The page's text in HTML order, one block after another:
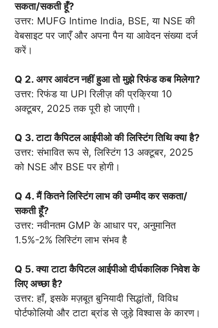
सकता/सकती हूँ?
उत्तर: MUFG Intime India, BSE, या NSE की
वेबसाइट पर जाएँ और अपना पैन या आवेदन संख्या दर्ज
करें।
Q 2. अगर आवंटन नहीं हुआ तो मुझे रिफंड कब मिलेगा?
उत्तर: रिफंड या UPI रिलीज़ की प्रक्रिया 10
अक्टूबर, 2025 तक पूरी हो जाएगी।
Q 3. टाटा कैपिटल आईपीओ की लिस्टिंग तिथि क्या है?
उत्तर: संभावित रूप से, लिस्टिंग 13 अक्टूबर, 2025
को NSE और BSE पर होगी।
Q 4.मैं कितने लिस्टिंग लाभ की उम्मीद कर सकता/
सकती हूँ?
उत्तर: नवीनतम GMP के आधार पर, अनुमानित
1.5%-2% लिस्टिंग लाभ संभव है
Q 5. क्या टाटा कैपिटल आईपीओ दीर्घकालिक निवेश के
लिए अच्छा है?
उत्तर: हाँ, इसके मज़बूत बुनियादी सिद्धांतों, विविध
पोर्टफोलियो और टाटा ब्रांड से जुड़े विश्वास के कारण।